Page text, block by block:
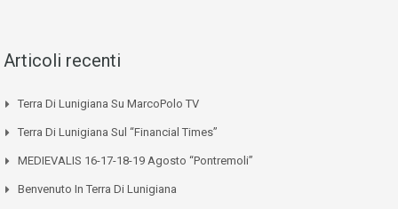
Articoli recenti
Terra Di Lunigiana Su MarcoPolo TV
Terra Di Lunigiana Sul “Financial Times”
MEDIEVALIS 16-17-18-19 Agosto “Pontremoli”
Benvenuto In Terra Di Lunigiana